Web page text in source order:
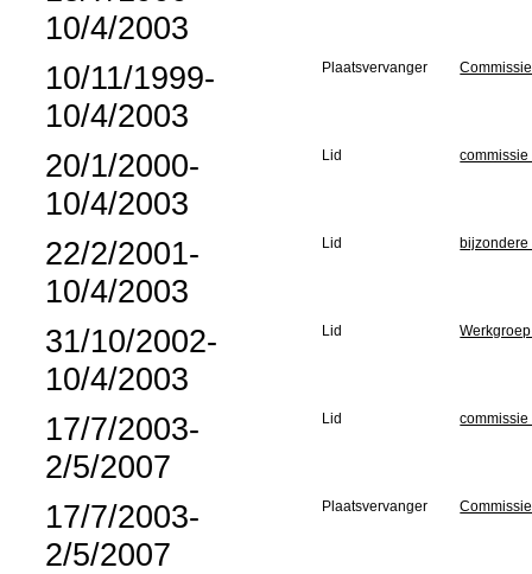
10/4/2003
10/11/1999-
10/4/2003
Plaatsvervanger
20/1/2000-
10/4/2003
Lid
22/2/2001-
10/4/2003
Lid
31/10/2002-
10/4/2003
Lid
17/7/2003-
2/5/2007
Lid
17/7/2003-
2/5/2007
Plaatsvervanger